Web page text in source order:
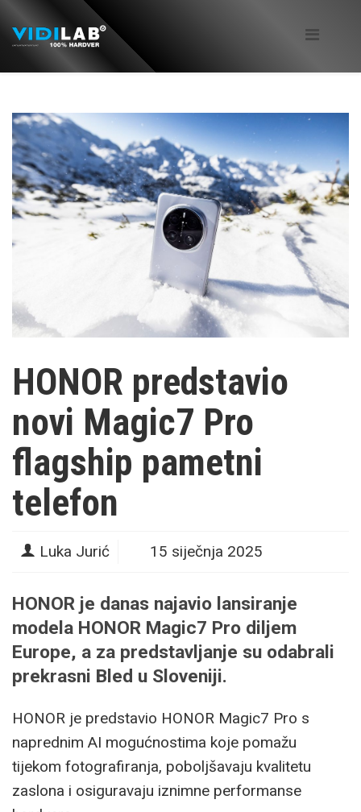
HONOR predstavio
novi Magic7 Pro
flagship pametni
telefon
Luka Jurić 15 siječnja 2025
HONOR je danas najavio lansiranje
modela HONOR Magic7 Pro diljem
Europe, a za predstavljanje su odabrali
prekrasni Bled u Sloveniji.
HONOR je predstavio HONOR Magic7 Pro s
naprednim AI mogućnostima koje pomažu
tijekom fotografiranja, poboljšavaju kvalitetu
zaslona i osiguravaju iznimne performanse